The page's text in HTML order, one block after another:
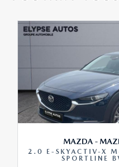
aide au démarrage en côte
aide au freinage d'urgence
airbag conducteur
airbag genoux
airbag passager
MAZDA -
2.0 E-SKYACTIV-X
SPORTLINE